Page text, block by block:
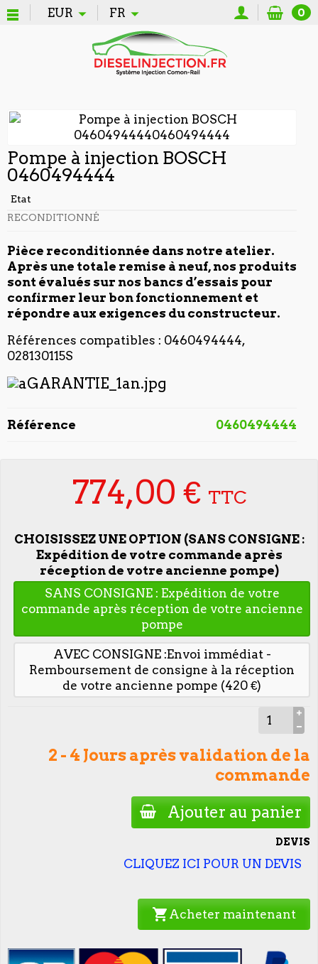
EUR FR 0
Pompe à injection BOSCH
0460494444
Etat
RECONDITIONNÉ
Pièce reconditionnée dans notre atelier.
Après une totale remise à neuf, nos produits
sont évalués sur nos bancs d’essais pour
confirmer leur bon fonctionnement et
répondre aux exigences du constructeur.
Références compatibles : 0460494444,
028130115S
Référence 0460494444
774,00 € TTC
CHOISISSEZ UNE OPTION (SANS CONSIGNE :
Expédition de votre commande après
réception de votre ancienne pompe)
SANS CONSIGNE : Expédition de votre
commande après réception de votre ancienne
pompe
AVEC CONSIGNE :Envoi immédiat -
Remboursement de consigne à la réception
de votre ancienne pompe (420 €)
2 - 4 Jours après validation de la
commande
Ajouter au panier
DEVIS
CLIQUEZ ICI POUR UN DEVIS
shopping_cart Acheter maintenant